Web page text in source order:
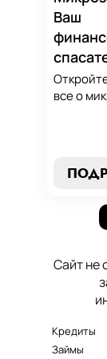
Ваш
все о
вашим
Сайт не
Кредиты
Займы